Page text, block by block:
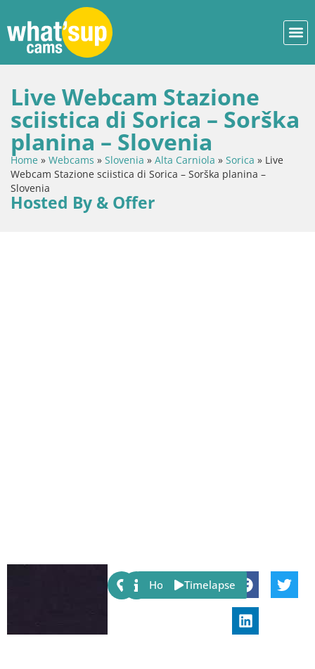
Live Webcam Stazione
sciistica di Sorica – Sorška
planina – Slovenia
Home » Webcams » Slovenia » Alta Carniola » Sorica » Live
Webcam Stazione sciistica di Sorica – Sorška planina –
Slovenia
Hosted By & Offer
Share:
Host Timelapse